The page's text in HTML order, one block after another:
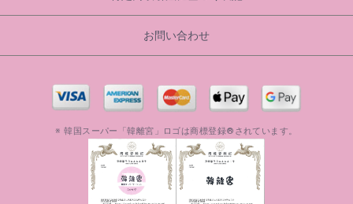
お問い合わせ
※ 韓国スーパー「韓離宮」ロゴは商標登録®されています。